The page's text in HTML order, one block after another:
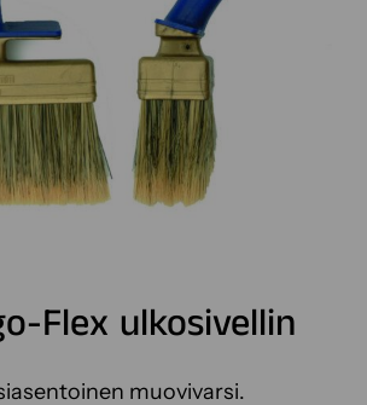
Flex ulkosivellin
muovivarsi.